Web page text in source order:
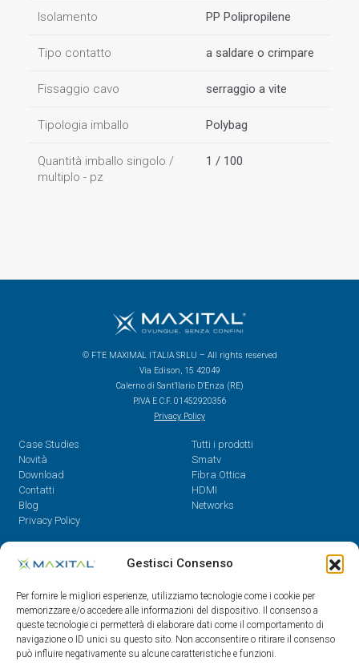
Gestisci Consenso
Per fornire le migliori esperienze, utilizziamo tecnologie come i cookie per
memorizzare e/o accedere alle informazioni del dispositivo. Il consenso a
queste tecnologie ci permetterà di elaborare dati come il comportamento di
navigazione o ID unici su questo sito. Non acconsentire o ritirare il consenso
può influire negativamente su alcune caratteristiche e funzioni.
Isolamento PP Polipropilene
Tipo contatto a saldare o crimpare
Fissaggio cavo serraggio a vite
Tipologia imballo Polybag
Quantità imballo singolo /
multiplo - pz
1 / 100
© FTE MAXIMAL ITALIA SRLU – All rights reserved
Via Edison, 15 42049
Calerno di Sant’Ilario D’Enza (RE)
P.IVA E C.F. 01452920356
Privacy Policy
Case Studies
Novità
Download
Contatti
Blog
Privacy Policy
Tutti i prodotti
Smatv
Fibra Ottica
HDMI
Networks
Contatti
08.30 - 12.30 / 14 - 18
0522/909701
0522/909748